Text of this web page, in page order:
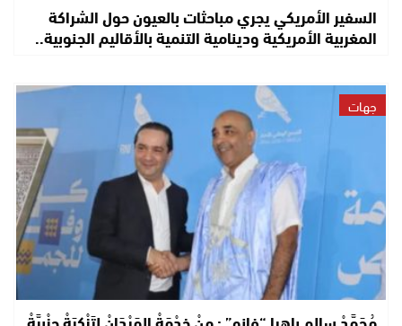
السفير الأمريكي يجري مباحثات بالعيون حول الشراكة
المغربية الأمريكية ودينامية التنمية بالأقاليم الجنوبية..
جهات